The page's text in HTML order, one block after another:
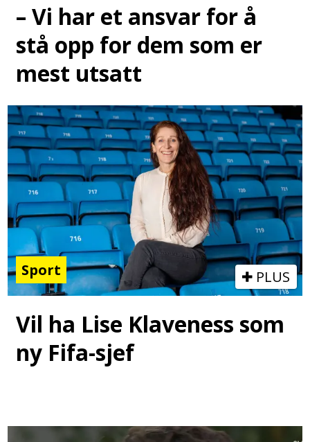
– Vi har et ansvar for å
stå opp for dem som er
mest utsatt
Sport PLUS
Vil ha Lise Klaveness som
ny Fifa-sjef